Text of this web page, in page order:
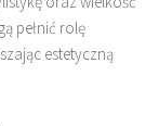
pełnić rolę
estetyczną